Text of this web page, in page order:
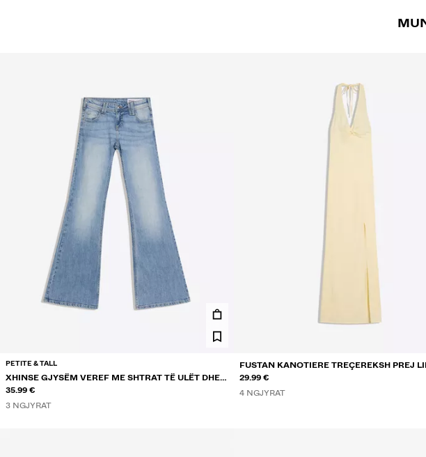
PETITE & TALL
XHINSE GJYSËM VEREF ME SHTRAT TË ULËT DHE
QËNDISJE
35.99 €
3 NGJYRAT
FUSTAN KANOTIERE TREÇEREKSH PREJ
29.99 €
4 NGJYRAT